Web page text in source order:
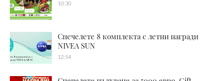
10:30
Спечелете 8 комплекта с летни награди
NIVEA SUN
12:54